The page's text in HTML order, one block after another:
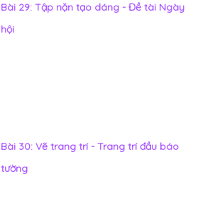
Bài 29: Tập nặn tạo dáng - Đề tài Ngày
hội
Bài 30: Vẽ trang trí - Trang trí đầu báo
tường